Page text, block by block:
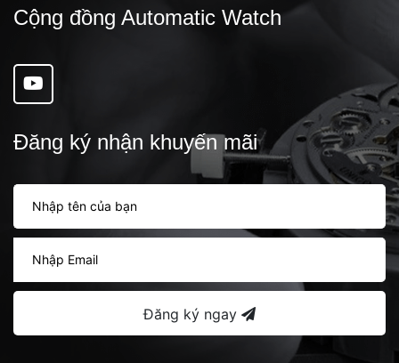
Cộng đồng Automatic Watch
Đăng ký nhận khuyến mãi
Đăng ký ngay